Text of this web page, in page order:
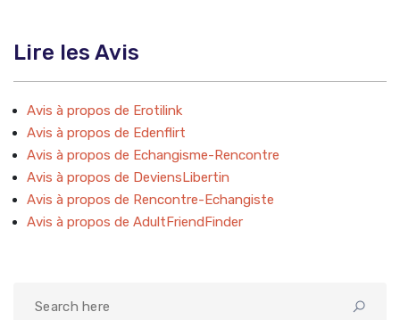
Lire les Avis
Avis à propos de Erotilink
Avis à propos de Edenflirt
Avis à propos de Echangisme-Rencontre
Avis à propos de DeviensLibertin
Avis à propos de Rencontre-Echangiste
Avis à propos de AdultFriendFinder